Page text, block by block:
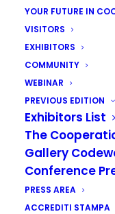
YOUR FUTURE IN
VISITORS
EXHIBITORS
COMMUNITY
WEBINAR
PREVIOUS EDITION
Exhibitors List
The
Gallery
Conference
PRESS AREA
ACCREDITI STAMPA